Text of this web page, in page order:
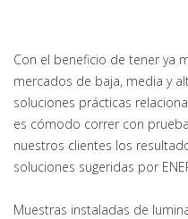
Con el beneficio de tener ya
mercados de baja, media y
soluciones prácticas
es cómodo correr con
nuestros clientes los
soluciones sugeridas por
Muestras instaladas de